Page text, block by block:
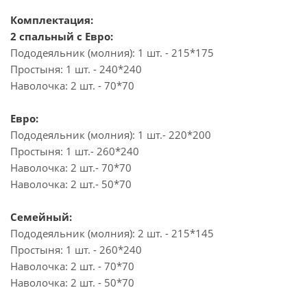
Комплектация:
2 спальный с Евро:
Пододеяльник (молния): 1 шт. - 215*175
Простыня: 1 шт. - 240*240
Наволочка: 2 шт. - 70*70
Евро:
Пододеяльник (молния): 1 шт.- 220*200
Простыня: 1 шт.- 260*240
Наволочка: 2 шт.- 70*70
Наволочка: 2 шт.- 50*70
Семейный:
Пододеяльник (молния): 2 шт. - 215*145
Простыня: 1 шт. - 260*240
Наволочка: 2 шт. - 70*70
Наволочка: 2 шт. - 50*70